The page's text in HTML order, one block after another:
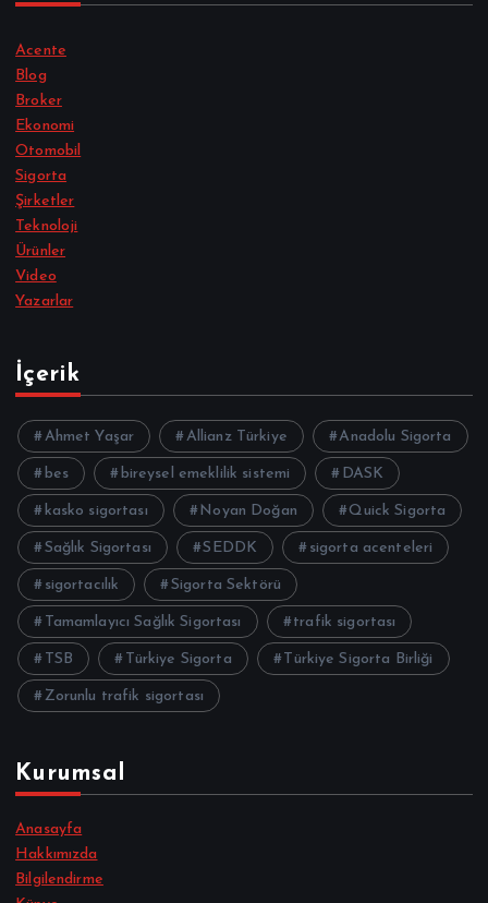
Acente
Blog
Broker
Ekonomi
Otomobil
Sigorta
Şirketler
Teknoloji
Ürünler
Video
Yazarlar
İçerik
Ahmet Yaşar Allianz Türkiye Anadolu Sigorta
bes bireysel emeklilik sistemi DASK
kasko sigortası Noyan Doğan Quick Sigorta
Sağlık Sigortası SEDDK sigorta acenteleri
sigortacılık Sigorta Sektörü
Tamamlayıcı Sağlık Sigortası trafik sigortası
TSB Türkiye Sigorta Türkiye Sigorta Birliği
Zorunlu trafik sigortası
Kurumsal
Anasayfa
Hakkımızda
Bilgilendirme